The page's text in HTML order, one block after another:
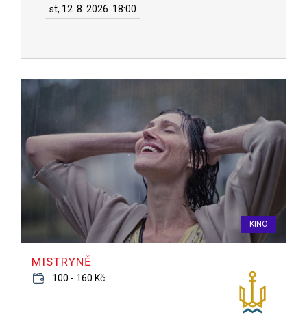
st, 12. 8. 2026 18:00
KINO
MISTRYNĚ
100 - 160 Kč